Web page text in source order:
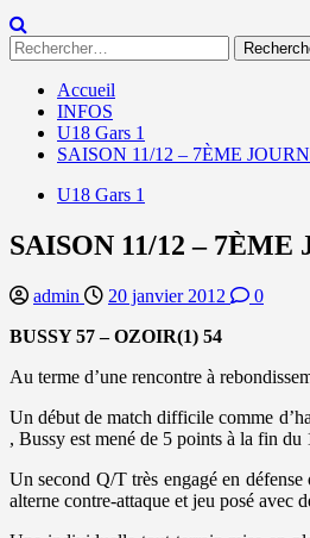
Rechercher :
Accueil
INFOS
U18 Gars 1
SAISON 11/12 – 7ÈME
U18 Gars 1
SAISON 11/12 –
admin 20 janvier 2012
0
BUSSY 57 – OZOIR(1) 54
Au terme d’une rencontre à
Un début de match difficile comme
, Bussy est mené de 5 points à la fin du
Un second Q/T très engagé en
alterne contre-attaque et jeu posé avec